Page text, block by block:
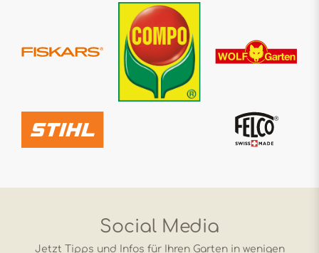
Social Media
Jetzt Tipps und Infos für Ihren Garten in wenigen